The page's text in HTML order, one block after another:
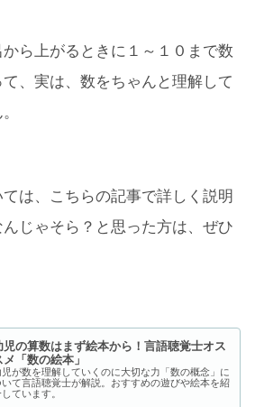
ら上がるときに１～１０まで数
、実は、数をちゃんと理解して
ては、こちらの記事で詳しく説明
じゃそら？と思った方は、ぜひ
児の算数はまず絵本から！言語聴覚士オス
メ「数の絵本」
児が数を理解していくのに大切な力「数の概念」に
いて言語聴覚士が解説。おすすめの遊びや絵本を紹
ています。